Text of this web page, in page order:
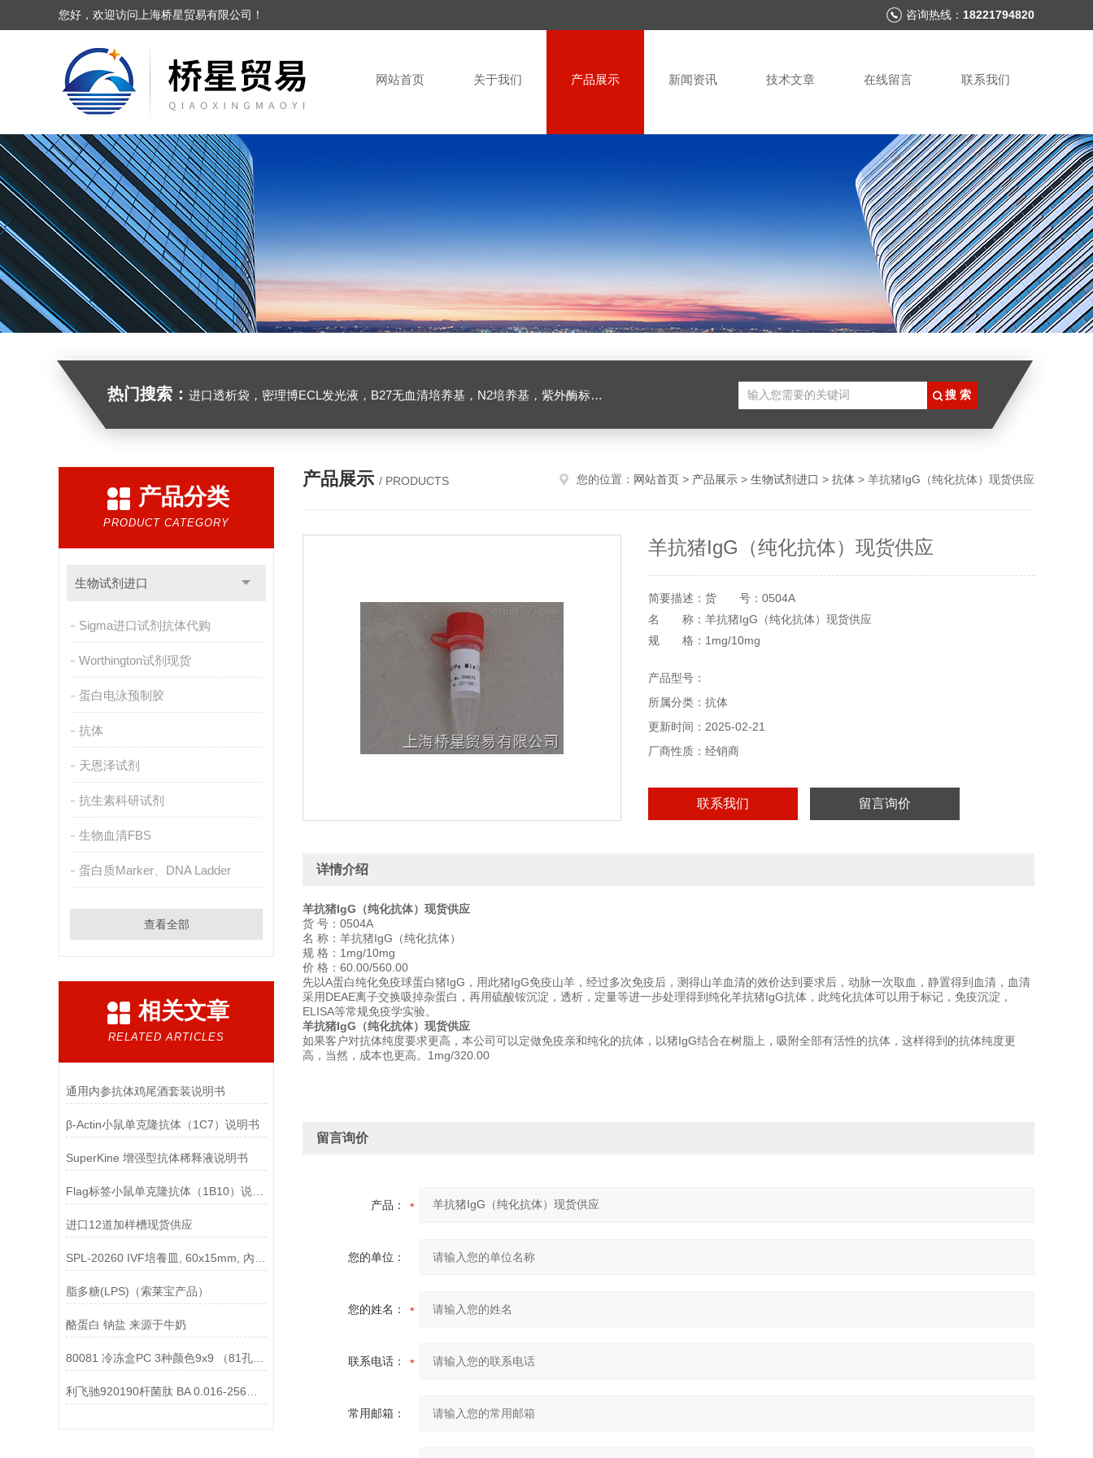
您好，欢迎访问上海桥星贸易有限公司！ 咨询热线： 18221794820
网站首页 关于我们 产品展示 新闻资讯 技术文章 在线留言 联系我们
热门搜索： 进口透析袋，密理博ECL发光液，B27无血清培养基，N2培养基，紫外酶标板，Gibco胶原酶，Trizol一步法试剂，反转录酶试剂盒，脂质体2000转染试剂，Roche原装潮霉素B
产品分类
PRODUCT CATEGORY
生物试剂进口
Sigma进口试剂抗体代购
Worthington试剂现货
蛋白电泳预制胶
抗体
天恩泽试剂
抗生素科研试剂
生物血清FBS
蛋白质Marker、DNA Ladder
查看全部
相关文章
RELATED ARTICLES
通用内参抗体鸡尾酒套装说明书
β-Actin小鼠单克隆抗体（1C7）说明书
SuperKine 增强型抗体稀释液说明书
Flag标签小鼠单克隆抗体（1B10）说明书
进口12道加样槽现货供应
脂多糖(LPS)（索莱宝产品）
酪蛋白 钠盐 来源于牛奶
80081 冷冻盒PC 3种颜色9x9 （81孔） 使用说明
产品展示 / PRODUCTS 您的位置： 网站首页 > 产品展示 > 生物试剂进口 > 抗体 > 羊抗猪IgG（纯化抗体）现货供应
羊抗猪IgG（纯化抗体）现货供应
简要描述：货 号：0504A
名 称：羊抗猪IgG（纯化抗体）现货供应
规 格：1mg/10mg
产品型号：
所属分类：抗体
更新时间：2025-02-21
厂商性质：经销商
联系我们 留言询价
详情介绍
羊抗猪IgG（纯化抗体）现货供应
货 号：0504A
名 称：羊抗猪IgG（纯化抗体）
规 格：1mg/10mg
价 格：60.00/560.00
先以A蛋白纯化免疫球蛋白猪IgG，用此猪IgG免疫山羊，经过多次免疫后，测得山羊血清的效价达到要求后，动脉一次取血，静置得到血清，血清
采用DEAE离子交换吸掉杂蛋白，再用硫酸铵沉淀，透析，定量等进一步处理得到纯化羊抗猪IgG抗体，此纯化抗体可以用于标记，免疫沉淀，
ELISA等常规免疫学实验。
羊抗猪IgG（纯化抗体）现货供应
如果客户对抗体纯度要求更高，本公司可以定做免疫亲和纯化的抗体，以猪IgG结合在树脂上，吸附全部有活性的抗体，这样得到的抗体纯度更
高，当然，成本也更高。1mg/320.00
留言询价
产品：
您的单位：
您的姓名：
联系电话：
常用邮箱：